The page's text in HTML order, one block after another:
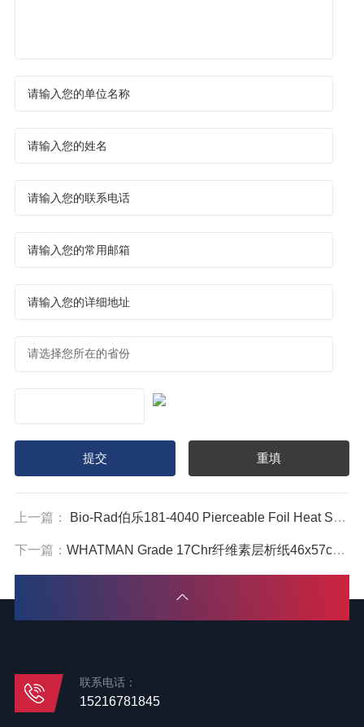
上一篇： Bio-Rad伯乐181-4040 Pierceable Foil Heat Seal热封膜1814040
下一篇： WHATMAN Grade 17Chr纤维素层析纸46x57cm 3017-917 3017-621
联系电话：
15216781845